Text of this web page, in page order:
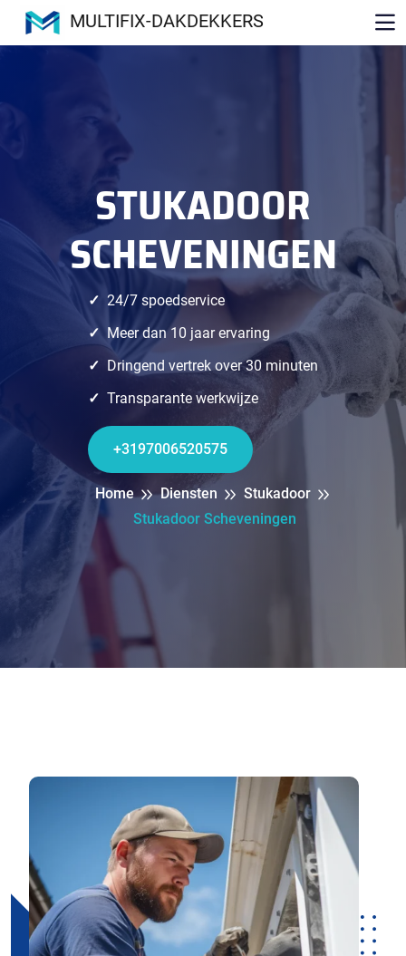
MULTIFIX-DAKDEKKERS
STUKADOOR
SCHEVENINGEN
24/7 spoedservice
Meer dan 10 jaar ervaring
Dringend vertrek over 30 minuten
Transparante werkwijze
+3197006520575
Home Diensten
Stukadoor
Stukadoor Scheveningen